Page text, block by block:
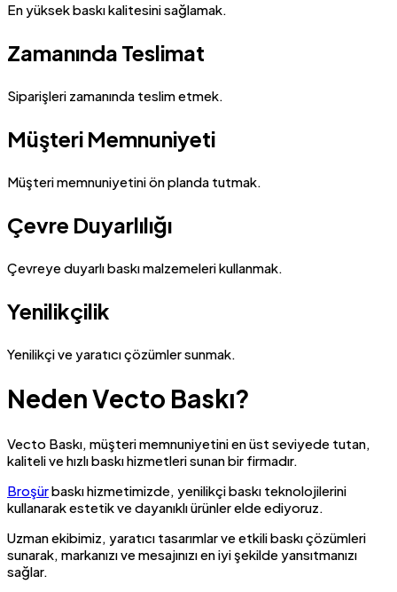
En yüksek baskı kalitesini sağlamak.
Zamanında Teslimat
Siparişleri zamanında teslim etmek.
Müşteri Memnuniyeti
Müşteri memnuniyetini ön planda tutmak.
Çevre Duyarlılığı
Çevreye duyarlı baskı malzemeleri kullanmak.
Yenilikçilik
Yenilikçi ve yaratıcı çözümler sunmak.
Neden Vecto Baskı?
Vecto Baskı, müşteri memnuniyetini en üst seviyede tutan,
kaliteli ve hızlı baskı hizmetleri sunan bir firmadır.
Broşürbaskı hizmetimizde, yenilikçi baskı teknolojilerini
kullanarak estetik ve dayanıklı ürünler elde ediyoruz.
Uzman ekibimiz, yaratıcı tasarımlar ve etkili baskı çözümleri
sunarak, markanızı ve mesajınızı en iyi şekilde yansıtmanızı
sağlar.